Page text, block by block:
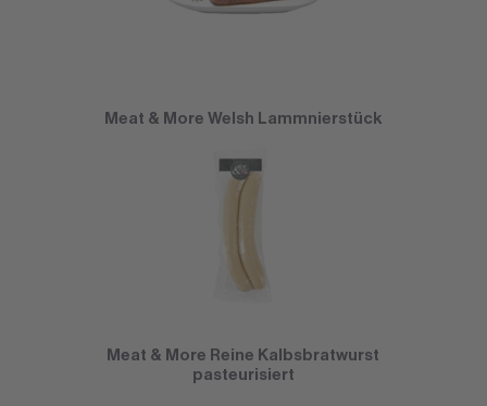
Meat & More Welsh Lammnierstück
Meat & More Reine Kalbsbratwurst
pasteurisiert